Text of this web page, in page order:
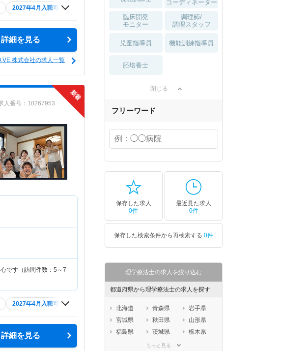
2027年4月入職可
詳細を見る
株式会社の求人一覧
番号：10267953
です（訪問件数：5～7
2027年4月入職可 1月入職可
詳細を見る
コーディネーター
臨床開発
モニター
調理師/
調理スタッフ
児童指導員 機能訓練指導員
胚培養士
閉じる
フリーワード
保存した求人
0件
最近見た求人
0件
保存した検索条件から再検索する 0件
理学療法士の求人を絞り込む
都道府県から理学療法士の求人を探す
北海道 青森県
岩手県
宮城県
秋田県
山形県
福島県
茨城県
栃木県
埼玉県
もっと見る